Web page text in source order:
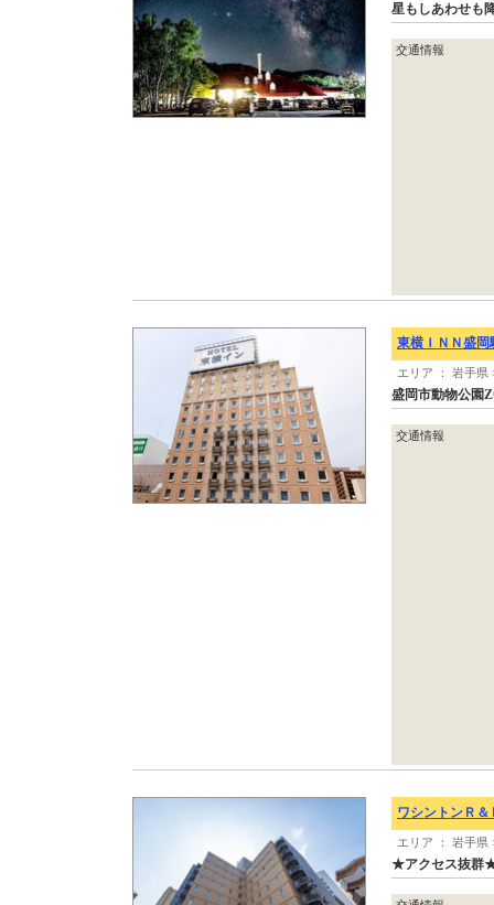
星もしあわせも
交通情報
東横ＩＮＮ盛岡
エリア ： 岩手県
盛岡市動物公園
交通情報
ワシントンＲ
エリア ： 岩手県
★アクセス抜群★